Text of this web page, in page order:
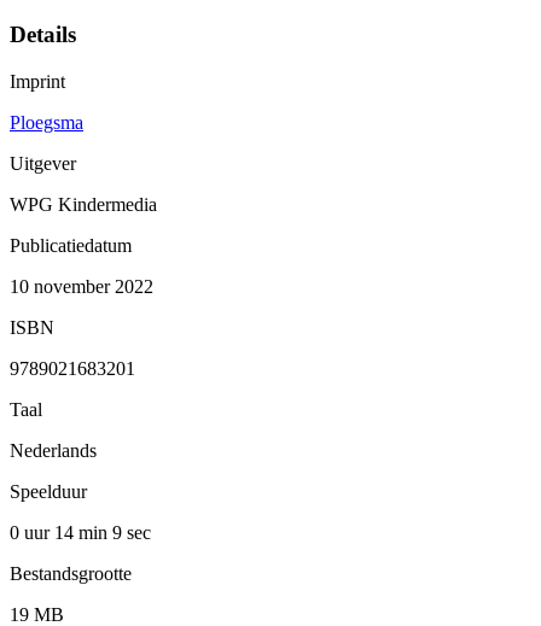
Details
Imprint
Ploegsma
Uitgever
WPG Kindermedia
Publicatiedatum
10 november 2022
ISBN
9789021683201
Taal
Nederlands
Speelduur
0 uur 14 min 9 sec
Bestandsgrootte
19 MB